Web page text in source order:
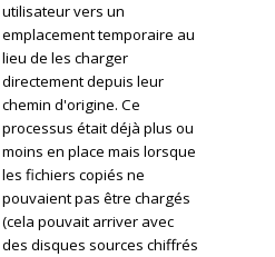
utilisateur vers un
emplacement temporaire au
lieu de les charger
directement depuis leur
chemin d'origine. Ce
processus était déjà plus ou
moins en place mais lorsque
les fichiers copiés ne
pouvaient pas être chargés
(cela pouvait arriver avec
des disques sources chiffrés